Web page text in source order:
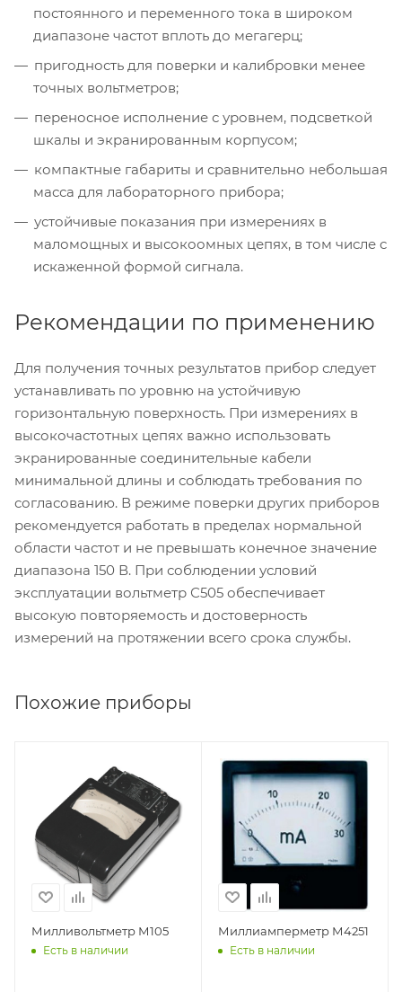
постоянного и переменного тока в широком
диапазоне частот вплоть до мегагерц;
пригодность для поверки и калибровки менее
точных вольтметров;
переносное исполнение с уровнем, подсветкой
шкалы и экранированным корпусом;
компактные габариты и сравнительно небольшая
масса для лабораторного прибора;
устойчивые показания при измерениях в
маломощных и высокоомных цепях, в том числе с
искаженной формой сигнала.
Рекомендации по применению
Для получения точных результатов прибор следует
устанавливать по уровню на устойчивую
горизонтальную поверхность. При измерениях в
высокочастотных цепях важно использовать
экранированные соединительные кабели
минимальной длины и соблюдать требования по
согласованию. В режиме поверки других приборов
рекомендуется работать в пределах нормальной
области частот и не превышать конечное значение
диапазона 150 В. При соблюдении условий
эксплуатации вольтметр С505 обеспечивает
высокую повторяемость и достоверность
измерений на протяжении всего срока службы.
Похожие приборы
Милливольтметр М105
Есть в наличии
Миллиамперметр М4251
Есть в наличии